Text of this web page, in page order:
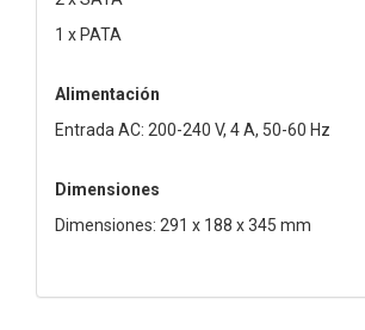
1 x PATA
Alimentación
Entrada AC: 200-240 V, 4 A, 50-60 Hz
Dimensiones
Dimensiones: 291 x 188 x 345 mm